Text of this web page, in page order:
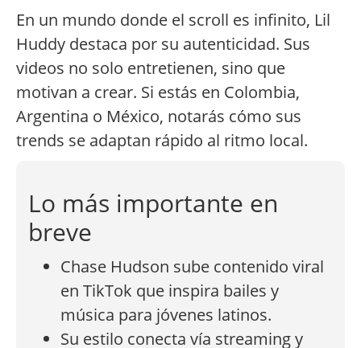
En un mundo donde el scroll es infinito, Lil
Huddy destaca por su autenticidad. Sus
videos no solo entretienen, sino que
motivan a crear. Si estás en Colombia,
Argentina o México, notarás cómo sus
trends se adaptan rápido al ritmo local.
Lo más importante en
breve
Chase Hudson sube contenido viral
en TikTok que inspira bailes y
música para jóvenes latinos.
Su estilo conecta vía streaming y